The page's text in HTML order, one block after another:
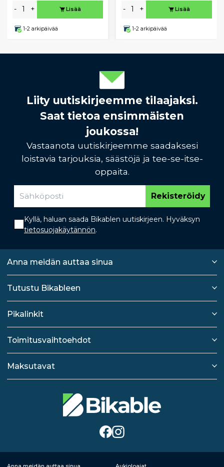
- + Lisää
1-2 arkipäivää
- + Lisää
1-2 arkipäivää
Liity uutiskirjeemme tilaajaksi.
Saat tietoa ensimmäisten
joukossa!
Vastaanota uutiskirjeemme saadaksesi
loistavia tarjouksia, säästöjä ja tee-se-itse-
oppaita.
Rekisteröidy
Kyllä, haluan saada Bikablen uutiskirjeen. Hyväksyn
tietosuojakäytännön.
Anna meidän auttaa sinua
Tutustu Bikableen
Pikalinkit
Toimitusvaihtoehdot
Maksutavat